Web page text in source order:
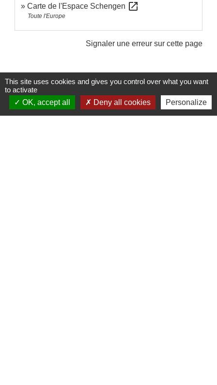
Carte de l'Espace Schengen open_in_new
Toute l'Europe
Signaler une erreur sur cette page
Contacts et Horaires
This site uses cookies and gives you control over what you want
to activate
OK, accept all
Deny all cookies Personalize